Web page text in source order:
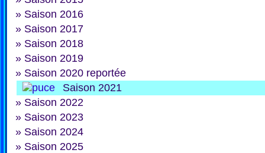
» Saison 2016
» Saison 2017
» Saison 2018
» Saison 2019
» Saison 2020 reportée
Saison 2021
» Saison 2022
» Saison 2023
» Saison 2024
» Saison 2025